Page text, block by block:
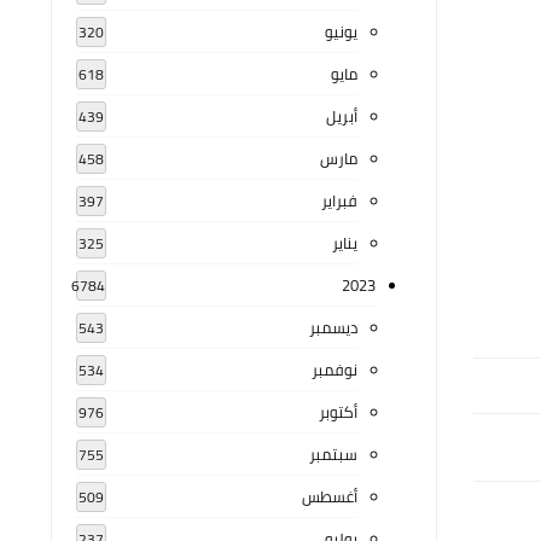
يونيو 320
مايو 618
أبريل 439
مارس 458
فبراير 397
يناير 325
2023
6784
ديسمبر 543
نوفمبر 534
أكتوبر 976
سبتمبر 755
أغسطس 509